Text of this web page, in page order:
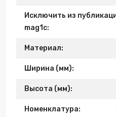
Исключить из
mag1c:
Материал:
Ширина (мм):
Высота (мм):
Номенклатура: